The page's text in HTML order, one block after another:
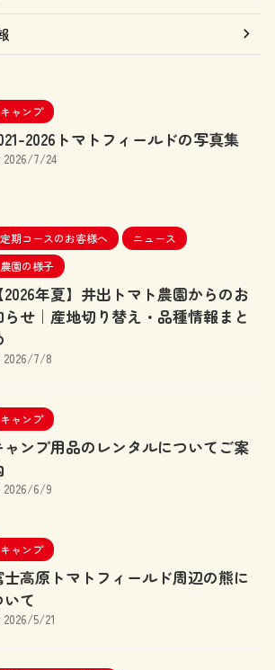
キャンプ
2026トマトフィールドの写真集
2026/7/24
定期コースのお客様へ
ニュース
農園の様子
【2026年夏】井出トマト農園からのお
らせ｜産地切り替え・品種情報まと
2026/7/8
キャンプ
ャンプ用品のレンタルについてご案
2026/6/9
キャンプ
士高原トマトフィールド周辺の熊に
いて
2026/5/21